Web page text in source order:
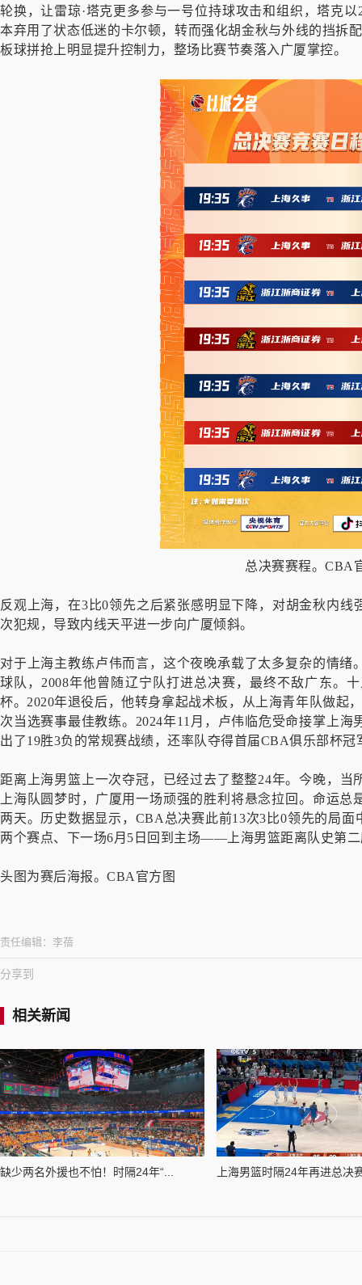
轮换，让雷琼·塔克更多参与一号位持球攻击和组织，塔克
本弃用了状态低迷的卡尔顿，转而强化胡金秋与外线的挡拆
板球拼抢上明显提升控制力，整场比赛节奏落入广厦掌控。
总决赛赛程。CBA
反观上海，在3比0领先之后紧张感明显下降，对胡金秋内
次犯规，导致内线天平进一步向广厦倾斜。
对于上海主教练卢伟而言，这个夜晚承载了太多复杂的情
球队，2008年他曾随辽宁队打进总决赛，最终不敌广东。
杯。2020年退役后，他转身拿起战术板，从上海青年队做起
次当选赛事最佳教练。2024年11月，卢伟临危受命接掌上
出了19胜3负的常规赛战绩，还率队夺得首届CBA俱乐部杯冠
距离上海男篮上一次夺冠，已经过去了整整24年。今晚，
上海队圆梦时，广厦用一场顽强的胜利将悬念拉回。命运
两天。历史数据显示，CBA总决赛此前13次3比0领先的局
两个赛点、下一场6月5日回到主场——上海男篮距离队史第
头图为赛后海报。CBA官方图
责任编辑： 李蓓
分享到
相关新闻
缺少两名外援也不怕！时隔24年“... 上海男篮时隔24年再进总决